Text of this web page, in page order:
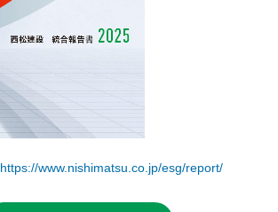
https://www.nishimatsu.co.jp/esg/report/